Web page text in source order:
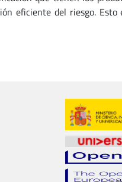
eficiente del riesgo. Esto